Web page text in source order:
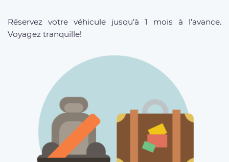
Réservez votre véhicule jusqu’à 1 mois à l’avance.
Voyagez tranquille!